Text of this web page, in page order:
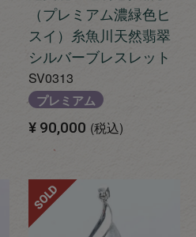
（プレミアム濃緑色ヒ
スイ）糸魚川天然翡翠
シルバーブレスレット
SV0313
プレミアム
¥ 90,000 税込
SOLD